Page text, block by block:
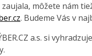
môžete nám
. Budeme Vás v
a.s. si